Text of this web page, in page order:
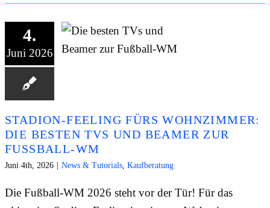
4.
Juni 2026
STADION-FEELING FÜRS WOHNZIMMER:
DIE BESTEN TVS UND BEAMER ZUR
FUSSBALL-WM
Juni 4th, 2026 | News & Tutorials Kaufberatung
Die Fußball-WM 2026 steht vor der Tür! Für das